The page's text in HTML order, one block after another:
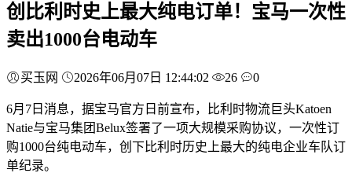
创比利时史上最大纯电订单！宝马一次性
卖出1000台电动车
买玉网 2026年06月07日 12:44:02 26 0
6月7日消息，据宝马官方日前宣布，比利时物流巨头Katoen
Natie与宝马集团Belux签署了一项大规模采购协议，一次性订
购1000台纯电动车，创下比利时历史上最大的纯电企业车队订
单纪录。